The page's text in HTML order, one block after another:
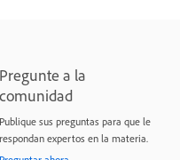
a la
sus preguntas para que le
expertos en la materia.